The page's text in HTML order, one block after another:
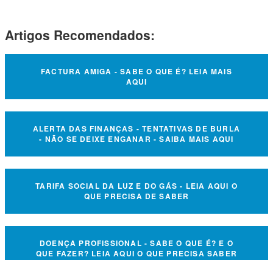
Artigos Recomendados:
FACTURA AMIGA - SABE O QUE É? LEIA MAIS
AQUI
ALERTA DAS FINANÇAS - TENTATIVAS DE BURLA
- NÃO SE DEIXE ENGANAR - SAIBA MAIS AQUI
TARIFA SOCIAL DA LUZ E DO GÁS - LEIA AQUI O
QUE PRECISA DE SABER
DOENÇA PROFISSIONAL - SABE O QUE É? E O
QUE FAZER? LEIA AQUI O QUE PRECISA SABER